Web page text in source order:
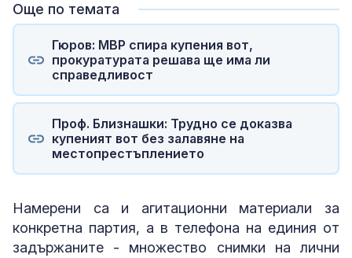
Още по темата
Гюров: МВР спира купения вот,
прокуратурата решава ще има ли
справедливост
Проф. Близнашки: Трудно се доказва
купеният вот без залавяне на
местопрестъплението
Намерени са и агитационни материали за
конкретна партия, а в телефона на единия от
задържаните - множество снимки на лични